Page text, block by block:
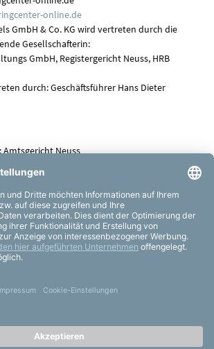
online.de
GmbH & Co. KG wird vertreten durch die
Gesellschafterin:
GmbH, Registergericht Neuss, HRB
durch: Geschäftsführer Hans Dieter
Amtsgericht Neuss
HRA 6082
gemäß § 27a
(UStG):
wurde erstellt und wird aktualisiert mit
der